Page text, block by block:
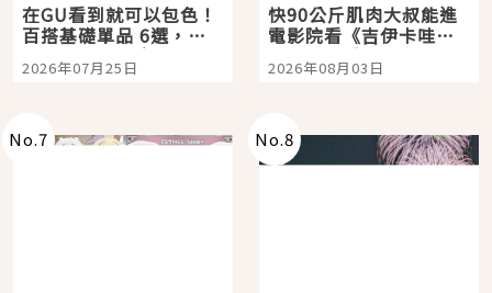
在GU看到就可以包色！
百搭基礎單品 6選，閉
眼全收也不心疼
2026年07月25日
快90公斤肌肉大叔能進
電影院看《吉伊卡哇》
嗎？日本重金屬樂團
「打首」會長與nagano
2026年08月03日
No.7 No.8